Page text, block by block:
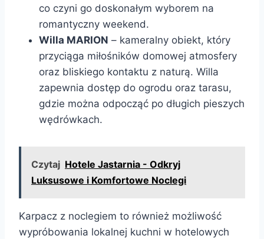
co czyni go doskonałym wyborem na
romantyczny weekend.
Willa MARION – kameralny obiekt, który
przyciąga miłośników domowej atmosfery
oraz bliskiego kontaktu z naturą. Willa
zapewnia dostęp do ogrodu oraz tarasu,
gdzie można odpocząć po długich pieszych
wędrówkach.
Czytaj Hotele Jastarnia - Odkryj
Luksusowe i Komfortowe Noclegi
Karpacz z noclegiem to również możliwość
wypróbowania lokalnej kuchni w hotelowych